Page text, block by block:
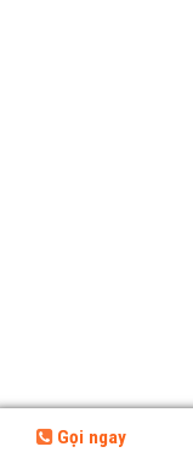
Gọi ngay